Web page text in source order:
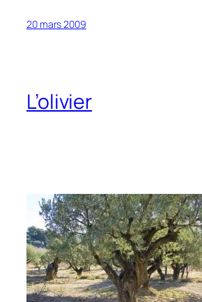
20 mars 2009
L’olivier